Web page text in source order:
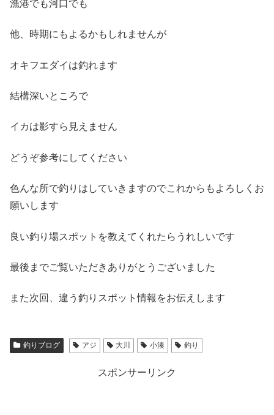
漁港でも河口でも
他、時期にもよるかもしれませんが
オキフエダイは釣れます
結構深いところで
イカは影すら見えません
どうぞ参考にしてください
色んな所で釣りはしていきますのでこれからもよろしくお
願いします
良い釣り場スポットを教えてくれたらうれしいです
最後までご覧いただきありがとうございました
また次回、違う釣りスポット情報をお伝えします
釣りブログ アジ 大川 小湊 釣り
スポンサーリンク